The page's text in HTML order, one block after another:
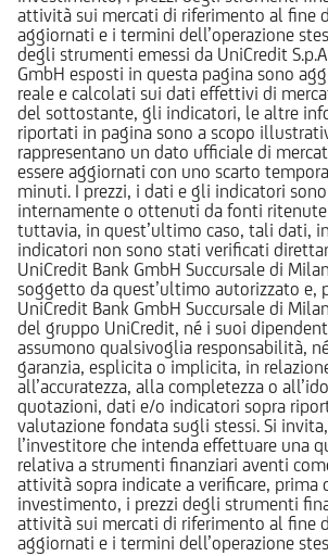
attività sui mercati di riferimento al fine
aggiornati e i termini dell’operazione
degli strumenti emessi da UniCredit
GmbH esposti in questa pagina sono
reale e calcolati sui dati effettivi di
del sottostante, gli indicatori, le altre
riportati in pagina sono a scopo
rappresentano un dato ufficiale di
essere aggiornati con uno scarto
minuti. I prezzi, i dati e gli indicatori
internamente o ottenuti da fonti
tuttavia, in quest’ultimo caso, tali dati,
indicatori non sono stati verificati
UniCredit Bank GmbH Succursale di
soggetto da quest’ultimo autorizzato e,
UniCredit Bank GmbH Succursale di
del gruppo UniCredit, né i suoi
assumono qualsivoglia responsabilità,
garanzia, esplicita o implicita, in
all’accuratezza, alla completezza o
quotazioni, dati e/o indicatori sopra
valutazione fondata sugli stessi. Si
l’investitore che intenda effettuare una
relativa a strumenti finanziari aventi
attività sopra indicate a verificare, prima
investimento, i prezzi degli strumenti
attività sui mercati di riferimento al fine
aggiornati e i termini dell’operazione